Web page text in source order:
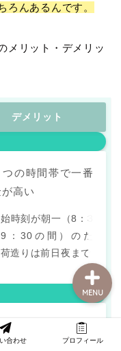
ろんあるんです。
メリット・デメリッ
デメリット
つの時間帯で一番
高い
始時刻が朝一（8：3
：30の間）のた
造りは前日夜まで
始時刻を指定でき
ので、終了が遅く
合わせ プロフィール
MENU
部屋探し
しの豆知識
楽しみ方